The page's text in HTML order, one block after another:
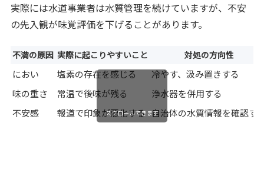
実際には水道事業者は水質管理を続けていますが、不安
の先入観が味覚評価を下げることがあります。
不満の原因 実際に起こりやすいこと 対処の方向性
におい 塩素の存在を感じる
冷やす、汲み置きする
味の重さ
常温で後味が残る
浄水器を併用する
不安感
報道で印象が悪化する 自治体の水質情報を確認す
スクロールできます